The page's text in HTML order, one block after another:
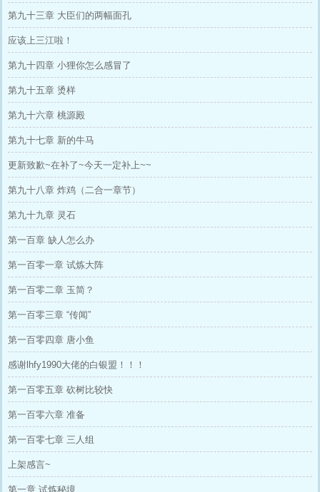
第九十三章 大臣们的两幅面孔
应该上三江啦！
第九十四章 小狸你怎么感冒了
第九十五章 烫样
第九十六章 桃源殿
第九十七章 新的牛马
更新致歉~在补了~今天一定补上~~
第九十八章 炸鸡（二合一章节）
第九十九章 灵石
第一百章 缺人怎么办
第一百零一章 试炼大阵
第一百零二章 玉简？
第一百零三章 “传闻”
第一百零四章 唐小鱼
感谢lhfy1990大佬的白银盟！！！
第一百零五章 砍树比较快
第一百零六章 准备
第一百零七章 三人组
上架感言~
第一章 试炼秘境